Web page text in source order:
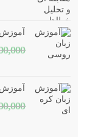
آموزش
آموزش